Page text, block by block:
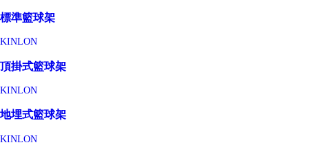
標準籃球架
KINLON
頂掛式籃球架
KINLON
地埋式籃球架
KINLON